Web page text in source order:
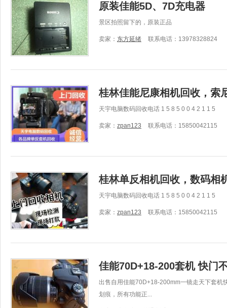
原装佳能5D、7D充电器
景区拍照留下的，原装正品
卖家： 东方延绪 联系电话：13978328824
桂林佳能尼康相机回收，索
天宇电脑数码回收电话 1 5 8 5 0 0 4 2 1 1 5
卖家： zpan123 联系电话：15850042115
桂林单反相机回收，数码相
天宇电脑数码回收电话 1 5 8 5 0 0 4 2 1 1 5
卖家： zpan123 联系电话：15850042115
佳能70D+18-200套机 快门
出售自用佳能70D+18-200mm一镜走天下套机
划痕，所有功能正...